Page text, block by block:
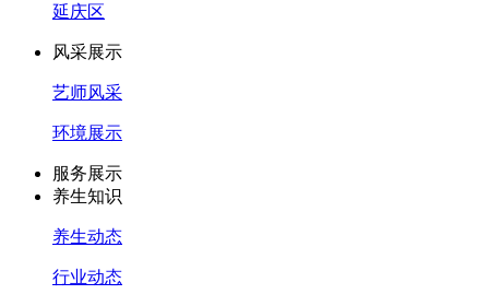
延庆区
风采展示
艺师风采
环境展示
服务展示
养生知识
养生动态
行业动态